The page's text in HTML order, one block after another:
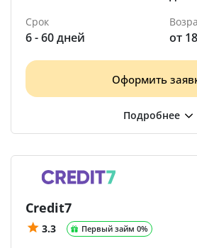
Срок
6 - 60 дней от
Оформить
Credit7
3.3 Первый займ 0%